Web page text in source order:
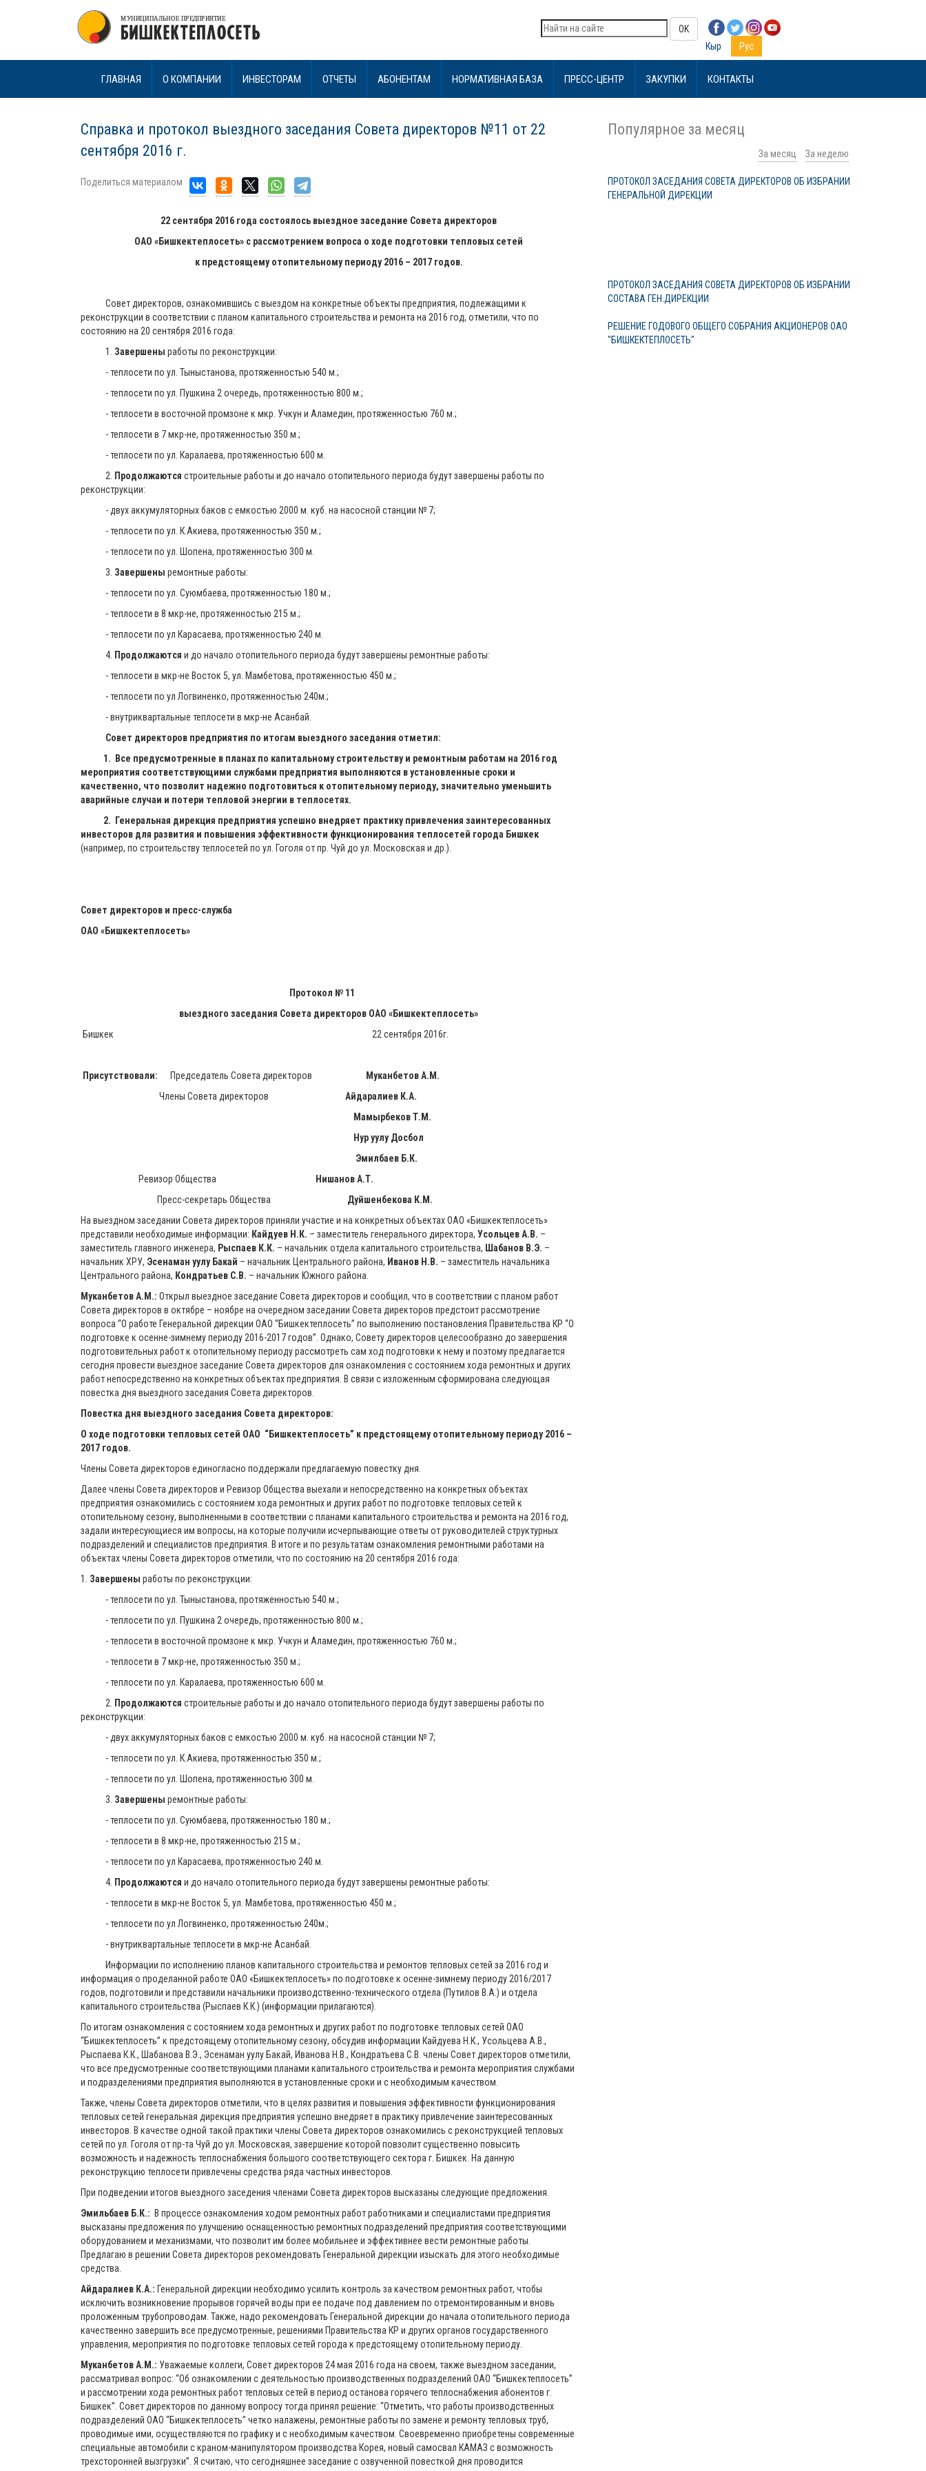
OK
Кыр
Рус
ГЛАВНАЯ О КОМПАНИИ ИНВЕСТОРАМ ОТЧЕТЫ АБОНЕНТАМ НОРМАТИВНАЯ БАЗА ПРЕСС-ЦЕНТР ЗАКУПКИ КОНТАКТЫ
Справка и протокол выездного заседания Совета директоров №11 от 22
сентября 2016 г.
Поделиться материалом
22 сентября 2016 года состоялось выездное заседание Совета директоров
ОАО «Бишкектеплосеть» с рассмотрением вопроса о ходе подготовки тепловых сетей
к предстоящему отопительному периоду 2016 – 2017 годов.
Совет директоров, ознакомившись с выездом на конкретные объекты предприятия, подлежащими к
реконструкции в соответствии с планом капитального строительства и ремонта на 2016 год, отметили, что по
состоянию на 20 сентября 2016 года:
1. Завершены работы по реконструкции:
- теплосети по ул. Тыныстанова, протяженностью 540 м.;
- теплосети по ул. Пушкина 2 очередь, протяженностью 800 м.;
- теплосети в восточной промзоне к мкр. Учкун и Аламедин, протяженностью 760 м.;
- теплосети в 7 мкр-не, протяженностью 350 м.;
- теплосети по ул. Каралаева, протяженностью 600 м.
2.
Продолжаются строительные работы и до начало отопительного периода будут завершены работы по
реконструкции:
- двух аккумуляторных баков с емкостью 2000 м. куб. на насосной станции № 7;
- теплосети по ул. К.Акиева, протяженностью 350 м.;
- теплосети по ул. Шопена, протяженностью 300 м.
3. Завершены ремонтные работы:
- теплосети по ул. Суюмбаева, протяженностью 180 м.;
- теплосети в 8 мкр-не, протяженностью 215 м.;
- теплосети по ул Карасаева, протяженностью 240 м.
4. Продолжаются и до начало отопительного периода будут завершены ремонтные работы:
- теплосети в мкр-не Восток 5, ул. Мамбетова, протяженностью 450 м.;
- теплосети по ул Логвиненко, протяженностью 240м.;
- внутриквартальные теплосети в мкр-не Асанбай.
Совет директоров предприятия по итогам выездного заседания отметил:
1.
Все предусмотренные в планах по капитальному строительству и ремонтным работам на 2016 год
мероприятия соответствующими службами предприятия выполняются в установленные сроки и
качественно, что позволит надежно подготовиться к отопительному периоду, значительно уменьшить
аварийные случаи и потери тепловой энергии в теплосетях.
2.
Генеральная дирекция предприятия успешно внедряет практику привлечения заинтересованных
инвесторов для развития и повышения эффективности функционирования теплосетей города Бишкек
(например, по строительству теплосетей по ул. Гоголя от пр. Чуй до ул. Московская и др.).
Совет директоров и пресс-служба
ОАО «Бишкектеплосеть»
Протокол № 11
выездного заседания Совета директоров ОАО «Бишкектеплосеть»
Бишкек 22 сентября 2016г.
Присутствовали: Председатель Совета директоров
Муканбетов А.М.
Члены Совета директоров Айдаралиев К.А.
Мамырбеков Т.М.
Нур уулу Досбол
Эмилбаев Б.К.
Ревизор Общества
Нишанов А.Т.
Пресс-секретарь Общества Дуйшенбекова К.М.
На выездном заседании Совета директоров приняли участие и на конкретных объектах ОАО «Бишкектеплосеть»
представили необходимые информации: Кайдуев Н.К. – заместитель генерального директора, Усольцев А.В. –
заместитель главного инженера, Рыспаев К.К. – начальник отдела капитального строительства, Шабанов В.Э. –
начальник ХРУ, Эсенаман уулу Бакай – начальник Центрального района, Иванов Н.В. – заместитель начальника
Центрального района, Кондратьев С.В. – начальник Южного района.
Муканбетов А.М.: Открыл выездное заседание Совета директоров и сообщил, что в соответствии с планом работ
Совета директоров в октябре – ноябре на очередном заседании Совета директоров предстоит рассмотрение
вопроса “О работе Генеральной дирекции ОАО “Бишкектеплосеть” по выполнению постановления Правительства КР “О
подготовке к осенне-зимнему периоду 2016-2017 годов”. Однако, Совету директоров целесообразно до завершения
подготовительных работ к отопительному периоду рассмотреть сам ход подготовки к нему и поэтому предлагается
сегодня провести выездное заседание Совета директоров для ознакомления с состоянием хода ремонтных и других
работ непосредственно на конкретных объектах предприятия. В связи с изложенным сформирована следующая
повестка дня выездного заседания Совета директоров.
Повестка дня выездного заседания Совета директоров:
О ходе подготовки тепловых сетей ОАО “Бишкектеплосеть” к предстоящему отопительному периоду 2016 –
2017 годов.
Члены Совета директоров единогласно поддержали предлагаемую повестку дня.
Далее члены Совета директоров и Ревизор Общества выехали и непосредственно на конкретных объектах
предприятия ознакомились с состоянием хода ремонтных и других работ по подготовке тепловых сетей к
отопительному сезону, выполненными в соответствии с планами капитального строительства и ремонта на 2016 год,
задали интересующиеся им вопросы, на которые получили исчерпывающие ответы от руководителей структурных
подразделений и специалистов предприятия. В итоге и по результатам ознакомления ремонтными работами на
объектах члены Совета директоров отметили, что по состоянию на 20 сентября 2016 года:
1. Завершены работы по реконструкции:
- теплосети по ул. Тыныстанова, протяженностью 540 м.;
- теплосети по ул. Пушкина 2 очередь, протяженностью 800 м.;
- теплосети в восточной промзоне к мкр. Учкун и Аламедин, протяженностью 760 м.;
- теплосети в 7 мкр-не, протяженностью 350 м.;
- теплосети по ул. Каралаева, протяженностью 600 м.
2.
Продолжаются строительные работы и до начало отопительного периода будут завершены работы по
реконструкции:
- двух аккумуляторных баков с емкостью 2000 м. куб. на насосной станции № 7;
- теплосети по ул. К.Акиева, протяженностью 350 м.;
- теплосети по ул. Шопена, протяженностью 300 м.
3. Завершены ремонтные работы:
- теплосети по ул. Суюмбаева, протяженностью 180 м.;
- теплосети в 8 мкр-не, протяженностью 215 м.;
- теплосети по ул Карасаева, протяженностью 240 м.
4. Продолжаются и до начало отопительного периода будут завершены ремонтные работы:
- теплосети в мкр-не Восток 5, ул. Мамбетова, протяженностью 450 м.;
- теплосети по ул Логвиненко, протяженностью 240м.;
- внутриквартальные теплосети в мкр-не Асанбай.
Информации по исполнению планов капитального строительства и ремонтов тепловых сетей за 2016 год и
информация о проделанной работе ОАО «Бишкектеплосеть» по подготовке к осенне-зимнему периоду 2016/2017
годов, подготовили и представили начальники производственно-технического отдела (Путилов В.А.) и отдела
капитального строительства (Рыспаев К.К.) (информации прилагаются).
По итогам ознакомления с состоянием хода ремонтных и других работ по подготовке тепловых сетей ОАО
“Бишкектеплосеть” к предстоящему отопительному сезону, обсудив информации Кайдуева Н.К., Усольцева А.В.,
Рыспаева К.К., Шабанова В.Э., Эсенаман уулу Бакай, Иванова Н.В., Кондратьева С.В. члены Совет директоров отметили,
что все предусмотренные соответствующими планами капитального строительства и ремонта мероприятия службами
и подразделениями предприятия выполняются в установленные сроки и с необходимым качеством.
Также, члены Совета директоров отметили, что в целях развития и повышения эффективности функционирования
тепловых сетей генеральная дирекция предприятия успешно внедряет в практику привлечение заинтересованных
инвесторов. В качестве одной такой практики члены Совета директоров ознакомились с реконструкцией тепловых
сетей по ул. Гоголя от пр-та Чуй до ул. Московская, завершение которой повзолит существенно повысить
возможность и надежность теплоснабжения большого соответствующего сектора г. Бишкек. На данную
реконструкцию теплосети привлечены средства ряда частных инвесторов.
При подведении итогов выездного заседения членами Совета директоров высказаны следующие предложения.
Эмильбаев Б.К.: В процессе ознакомления ходом ремонтных работ работниками и специалистами предприятия
высказаны предложения по улучшению оснащенностью ремонтных подразделений предприятия соответствующими
оборудованием и механизмами, что позволит им более мобильнее и эффективнее вести ремонтные работы.
Предлагаю в решении Совета директоров рекомендовать Генеральной дирекции изыскать для этого необходимые
средства.
Айдаралиев К.А.: Генеральной дирекции необходимо усилить контроль за качеством ремонтных работ, чтобы
исключить возникновение прорывов горячей воды при ее подаче под давлением по отремонтированным и вновь
проложенным трубопроводам. Также, надо рекомендовать Генеральной дирекции до начала отопительного периода
качественно завершить все предусмотренные, решениями Правительства КР и других органов государственного
управления, мероприятия по подготовке тепловых сетей города к предстоящему отопительному периоду.
Муканбетов А.М.: Уважаемые коллеги, Совет директоров 24 мая 2016 года на своем, также выездном заседании,
рассматривал вопрос: “Об ознакомлении с деятельностью производственных подразделений ОАО “Бишкектеплосеть”
и рассмотрении хода ремонтных работ тепловых сетей в период останова горячего теплоснабжения абонентов г.
Бишкек”. Совет директоров по данному вопросу тогда принял решение: “Отметить, что работы производственных
подразделений ОАО “Бишкектеплосеть” четко налажены, ремонтные работы по замене и ремонту тепловых труб,
проводимые ими, осуществляются по графику и с необходимым качеством. Своевременно приобретены современные
специальные автомобили с краном-манипулятором производства Корея, новый самосвал КАМАЗ с возможность
трехсторонней вызгрузки”. Я считаю, что сегодняшнее заседание с озвученной повесткой дня проводится
Популярное за месяц
За месяц За неделю
ПРОТОКОЛ ЗАСЕДАНИЯ СОВЕТА ДИРЕКТОРОВ ОБ ИЗБРАНИИ
ГЕНЕРАЛЬНОЙ ДИРЕКЦИИ
ПРОТОКОЛ ЗАСЕДАНИЯ СОВЕТА ДИРЕКТОРОВ ОБ ИЗБРАНИИ
СОСТАВА ГЕН.ДИРЕКЦИИ
РЕШЕНИЕ ГОДОВОГО ОБЩЕГО СОБРАНИЯ АКЦИОНЕРОВ ОАО
"БИШКЕКТЕПЛОСЕТЬ"